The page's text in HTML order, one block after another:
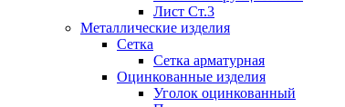
Лист Ст.3
Металлические изделия
Сетка
Сетка арматурная
Оцинкованные изделия
Уголок оцинкованный